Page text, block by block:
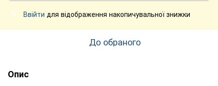
% Ввійти для відображення накопичувальної знижки
До обраного
Опис